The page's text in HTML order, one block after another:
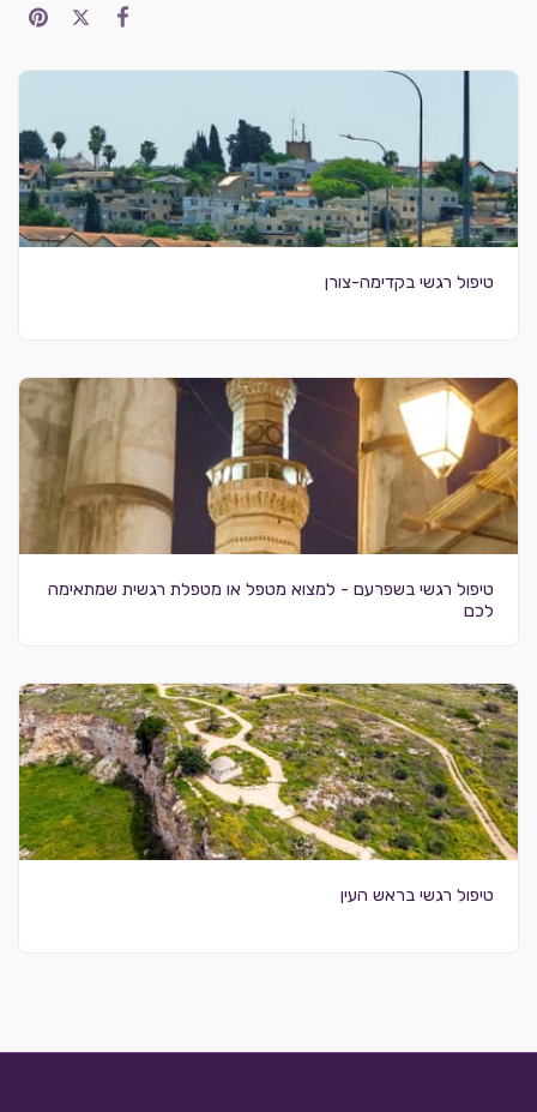
טיפול רגשי בקדימה-צורן
טיפול רגשי בשפרעם - למצוא מטפל או מטפלת רגשית שמתאימה
לכם
טיפול רגשי בראש העין